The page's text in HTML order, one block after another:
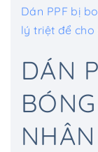
Dán PPF bị
lý triệt để
DÁN